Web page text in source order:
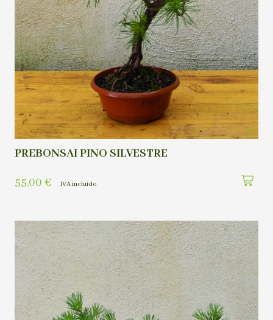
PREBONSAI PINO SILVESTRE
55,00 € IVA incluído